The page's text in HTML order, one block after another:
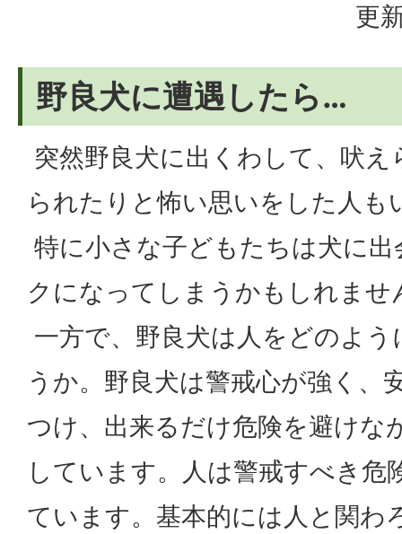
更
野良犬に遭遇したら…
突然野良犬に出くわして、吠
られたりと怖い思いをした人も
特に小さな子どもたちは犬に
クになってしまうかもしれませ
一方で、野良犬は人をどのよ
うか。野良犬は警戒心が強く、
つけ、出来るだけ危険を避けな
しています。人は警戒すべき危
ています。基本的には人と関わ